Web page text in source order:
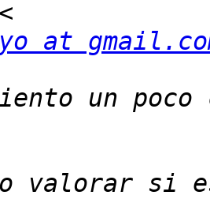
at
un
valorar si